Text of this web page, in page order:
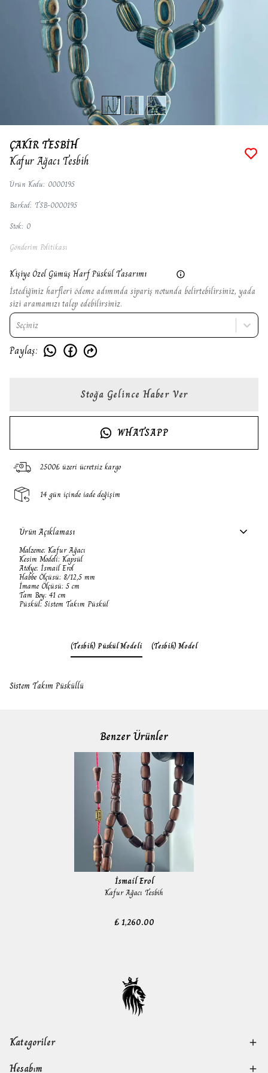
ÇAKIR TESBİH
Kafur Ağacı Tesbih
Ürün Kodu: 0000195
Barkod: TSB-0000195
Stok: 0
Gönderim Politikası
Kişiye Özel Gümüş Harf Püskül Tasarımı
İstediğiniz harfleri ödeme adımında sipariş notunda belirtebilirsiniz, yada
sizi aramamızı talep edebilirsiniz.
Seçiniz
Paylaş:
Stoğa Gelince Haber Ver
WHATSAPP
2500₺ üzeri ücretsiz kargo
14 gün içinde iade değişim
Ürün Açıklaması
Malzeme: Kafur Ağacı
Kesim Modeli: Kapsül
Atölye: İsmail Erol
Habbe Ölçüsü: 8/12,5 mm
İmame Ölçüsü: 5 cm
Tam Boy: 41 cm
Püskül: Sistem Takım Püskül
(Tesbih) Püskül Modeli (Tesbih) Model
Sistem Takım Püsküllü
Benzer Ürünler
İsmail Erol
Kafur Ağacı Tesbih
₺ 1,260.00
Kategoriler
Hesabım